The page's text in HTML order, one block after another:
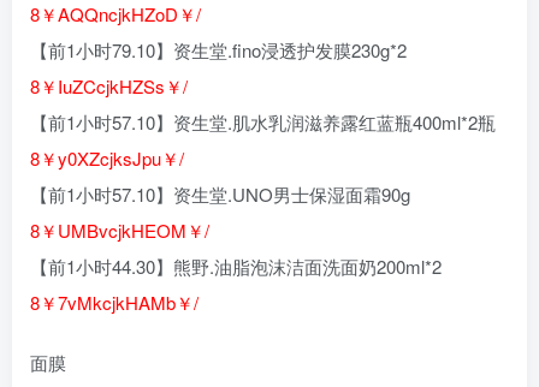
8￥AQQncjkHZoD￥/
【前1小时79.10】资生堂.fino浸透护发膜230g*2
8￥IuZCcjkHZSs￥/
【前1小时57.10】资生堂.肌水乳润滋养露红蓝瓶400ml*2瓶
8￥y0XZcjksJpu￥/
【前1小时57.10】资生堂.UNO男士保湿面霜90g
8￥UMBvcjkHEOM￥/
【前1小时44.30】熊野.油脂泡沫洁面洗面奶200ml*2
8￥7vMkcjkHAMb￥/
面膜